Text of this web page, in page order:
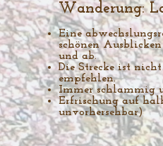
Wanderung:
Eine
schönen
und ab.
Die Strecke ist
empfehlen.
Immer schlammig
Erfrischung auf
unvorhersehbar)